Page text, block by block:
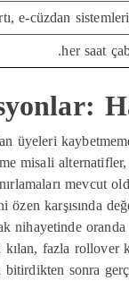
e-cüzdan
her saat
üyeleri
misali
özen
fazla
bitirdikten